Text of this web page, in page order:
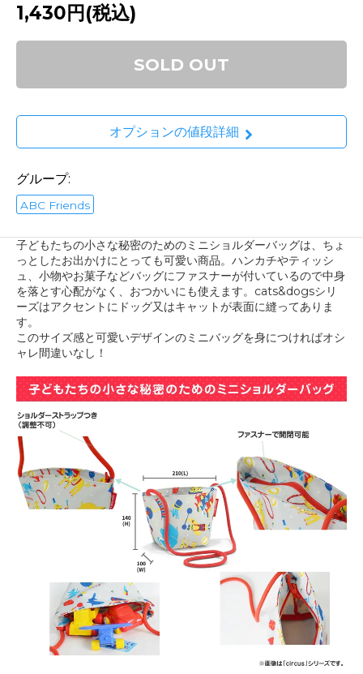
1,430円(税込)
SOLD OUT
オプションの値段詳細
グループ:
ABC Friends
子どもたちの小さな秘密のためのミニショルダーバッグは、ちょ
っとしたお出かけにとっても可愛い商品。ハンカチやティッシ
ュ、小物やお菓子などバッグにファスナーが付いているので中身
を落とす心配がなく、おつかいにも使えます。cats&dogsシリ
ーズはアクセントにドッグ又はキャットが表面に縫ってありま
す。
このサイズ感と可愛いデザインのミニバッグを身につければオシ
ャレ間違いなし！